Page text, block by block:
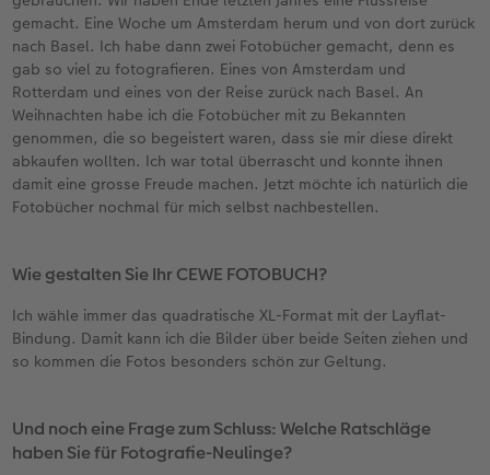
gemacht. Eine Woche um Amsterdam herum und von dort zurück
nach Basel. Ich habe dann zwei Fotobücher gemacht, denn es
gab so viel zu fotografieren. Eines von Amsterdam und
Rotterdam und eines von der Reise zurück nach Basel. An
Weihnachten habe ich die Fotobücher mit zu Bekannten
genommen, die so begeistert waren, dass sie mir diese direkt
abkaufen wollten. Ich war total überrascht und konnte ihnen
damit eine grosse Freude machen. Jetzt möchte ich natürlich die
Fotobücher nochmal für mich selbst nachbestellen.
Wie gestalten Sie Ihr CEWE FOTOBUCH?
Ich wähle immer das quadratische XL-Format mit der Layflat-
Bindung. Damit kann ich die Bilder über beide Seiten ziehen und
so kommen die Fotos besonders schön zur Geltung.
Und noch eine Frage zum Schluss: Welche Ratschläge
haben Sie für Fotografie-Neulinge?